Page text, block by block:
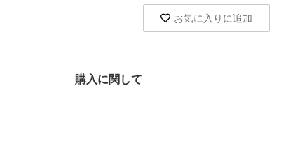
お気に入りに追加
購入に関して